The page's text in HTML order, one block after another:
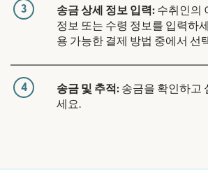
3 송금 상세 정보 입력: 수취인의
정보 또는 수령 정보를 입력하
용 가능한 결제 방법 중에서 선
4 송금 및 추적: 송금을 확인하고
세요.